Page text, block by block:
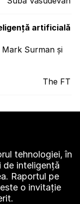
The FT
artificială
Surman și
tehnologiei, în
de inteligență
Raportul pe
o invitație